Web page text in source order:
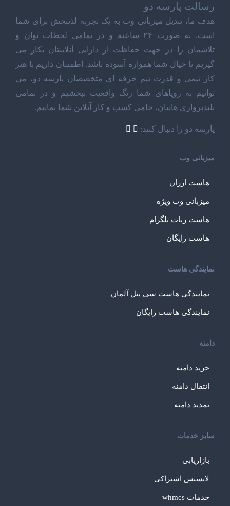
رسالت پارسه دو
هدف ما، تبدیل میزبانی وب به یک تجربه لذتبخش برای شما
است. به صورت ۲۴ ساعته و در تمامی لحظات توان و
تلاشمان را در جهت حفاظت از دارایی آنلاینتان بکار می
گیریم تا خیال شما همواره آسوده باشد. اطمینان داریم با هنر
کار تیمی و قدرت تیم حرفه ای متخصصان پارسه دو، می
توانیم به رویاهای شما رنگ واقعیت ببخشیم و در تمامی
بلندپروازی هایتان، حامی کسب و کار آنلاین شما بمانیم.
پارسه دو را دنبال کنید:
میزبانی وب
هاست ارزان
میزبانی وب ویژه
هاست ربات تلگرام
هاست رایگان
نمایندگی هاست
نمایندگی هاست سی پنل آلمان
نمایندگی هاست رایگان
دامنه
خرید دامنه
انتقال دامنه
تمدید دامنه
سایز خدمات
بازاریابی
لایسنس اشتراکی
خدمات whmcs